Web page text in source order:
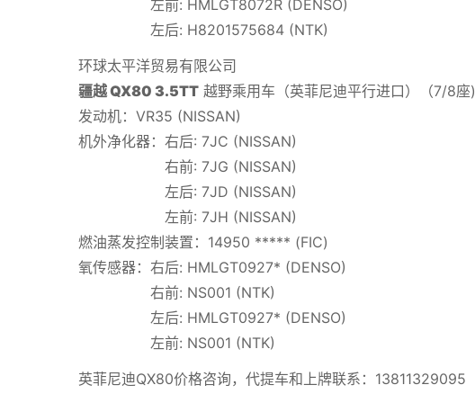
左前: HMLGT8072R (DENSO)
左后: H8201575684 (NTK)
环球太平洋贸易有限公司
疆越 QX80 3.5TT 越野乘用车（英菲尼迪平行进口）（7/8座)
发动机：VR35 (NISSAN)
机外净化器：右后: 7JC (NISSAN)
右前: 7JG (NISSAN)
左后: 7JD (NISSAN)
左前: 7JH (NISSAN)
燃油蒸发控制装置：14950 ***** (FIC)
氧传感器：右后: HMLGT0927* (DENSO)
右前: NS001 (NTK)
左后: HMLGT0927* (DENSO)
左前: NS001 (NTK)
英菲尼迪QX80价格咨询，代提车和上牌联系：13811329095